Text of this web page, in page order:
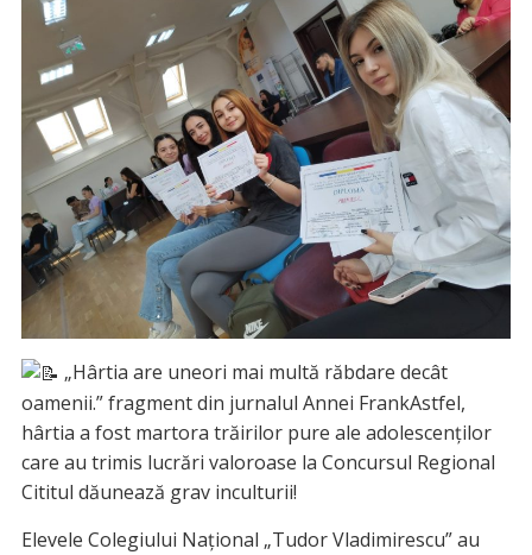
„Hârtia are uneori mai multă răbdare decât
oamenii.” fragment din jurnalul Annei FrankAstfel,
hârtia a fost martora trăirilor pure ale adolescenților
care au trimis lucrări valoroase la Concursul Regional
Cititul dăunează grav inculturii!
Elevele Colegiului Național „Tudor Vladimirescu” au